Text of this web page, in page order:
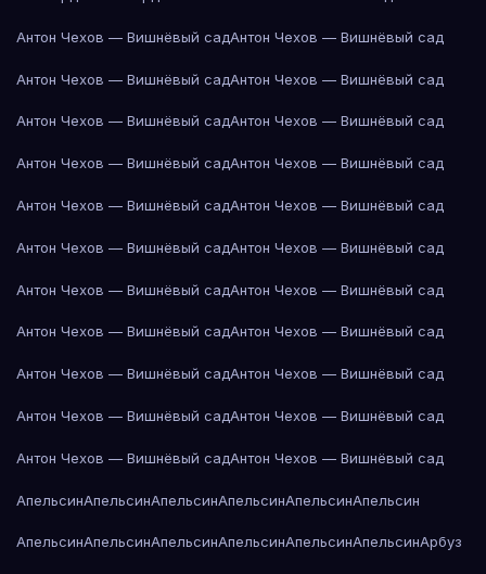
Антон Чехов — Вишнёвый садАнтон Чехов — Вишнёвый сад
Антон Чехов — Вишнёвый садАнтон Чехов — Вишнёвый сад
Антон Чехов — Вишнёвый садАнтон Чехов — Вишнёвый сад
Антон Чехов — Вишнёвый садАнтон Чехов — Вишнёвый сад
Антон Чехов — Вишнёвый садАнтон Чехов — Вишнёвый сад
Антон Чехов — Вишнёвый садАнтон Чехов — Вишнёвый сад
Антон Чехов — Вишнёвый садАнтон Чехов — Вишнёвый сад
Антон Чехов — Вишнёвый садАнтон Чехов — Вишнёвый сад
Антон Чехов — Вишнёвый садАнтон Чехов — Вишнёвый сад
Антон Чехов — Вишнёвый садАнтон Чехов — Вишнёвый сад
Антон Чехов — Вишнёвый садАнтон Чехов — Вишнёвый сад
АпельсинАпельсинАпельсинАпельсинАпельсинАпельсин
АпельсинАпельсинАпельсинАпельсинАпельсинАпельсинАрбуз